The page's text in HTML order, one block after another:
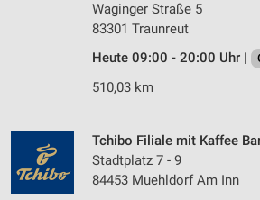
Waginger Straße 5
83301 Traunreut
Heute 09:00 - 20:00 Uhr |
510,03 km
Tchibo Filiale mit Kaffee
Stadtplatz 7 - 9
84453 Muehldorf Am Inn